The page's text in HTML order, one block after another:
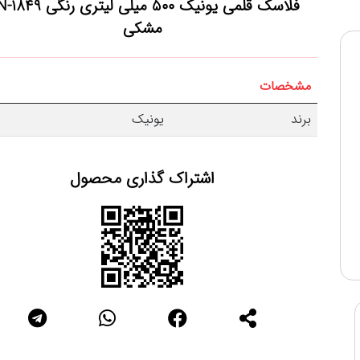
فلاسک قلمی یونیک 500 میلی لیتری رنگی UN-1849
مشکی
مشخصات
برند
یونیک
اشتراک گذاری محصول